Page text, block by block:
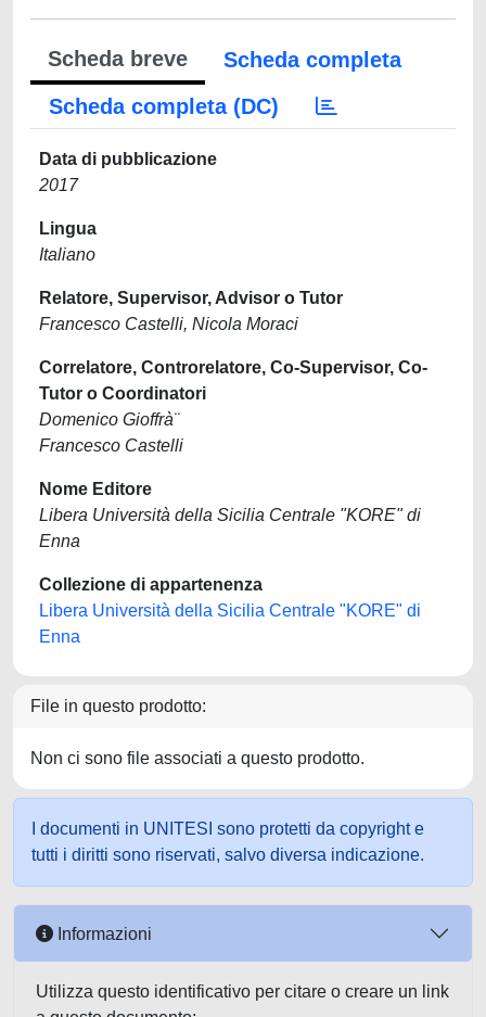
Scheda breve
Scheda completa
Scheda completa (DC)
Data di pubblicazione
2017
Lingua
Italiano
Relatore, Supervisor, Advisor o Tutor
Francesco Castelli, Nicola Moraci
Correlatore, Controrelatore, Co-Supervisor, Co-
Tutor o Coordinatori
Domenico Gioffrà¨
Francesco Castelli
Nome Editore
Libera Università della Sicilia Centrale "KORE" di
Enna
Collezione di appartenenza
Libera Università della Sicilia Centrale "KORE" di
Enna
File in questo prodotto:
Non ci sono file associati a questo prodotto.
I documenti in UNITESI sono protetti da copyright e
tutti i diritti sono riservati, salvo diversa indicazione.
Informazioni
Utilizza questo identificativo per citare o creare un link